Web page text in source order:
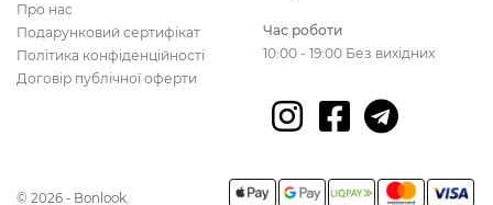
Про нас
Подарунковий сертифікат
Політика конфіденційності
Договір публічної оферти
Час роботи
10:00 - 19:00 Без вихідних
© 2026 - Bonlook.